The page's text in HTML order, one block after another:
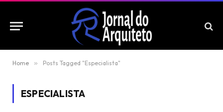
Home » Posts Tagged "Especialista"
ESPECIALISTA